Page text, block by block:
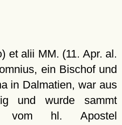
et alii MM. (11. Apr. al.
ein Bischof und
in Dalmatien, war aus
und wurde sammt
vom hl. Apostel